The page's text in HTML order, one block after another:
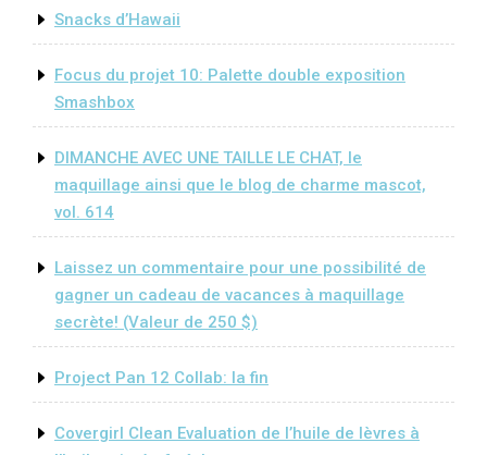
Snacks d’Hawaii
Focus du projet 10: Palette double exposition
Smashbox
DIMANCHE AVEC UNE TAILLE LE CHAT, le
maquillage ainsi que le blog de charme mascot,
vol. 614
Laissez un commentaire pour une possibilité de
gagner un cadeau de vacances à maquillage
secrète! (Valeur de 250 $)
Project Pan 12 Collab: la fin
Covergirl Clean Evaluation de l’huile de lèvres à